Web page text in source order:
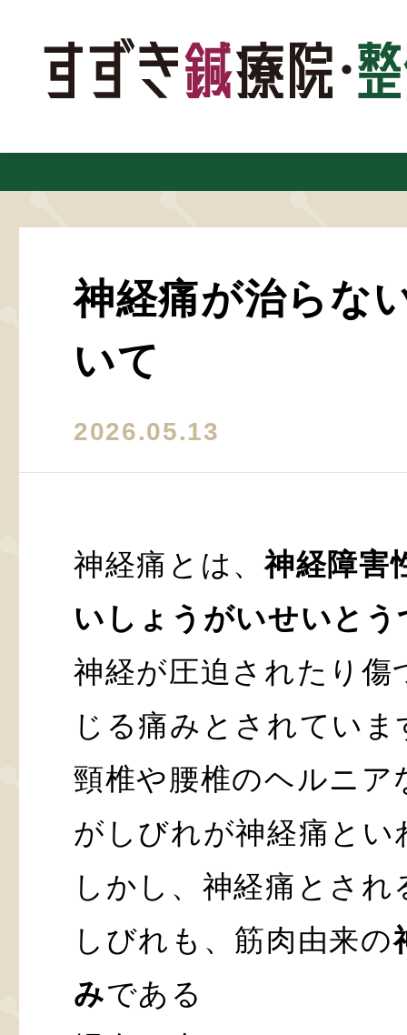
神経痛が治らな
いて
2026.05.13
神経痛とは、神経障害
いしょうがいせいとう
神経が圧迫されたり傷
じる痛みとされていま
頸椎や腰椎のヘルニア
がしびれが神経痛と
しかし、神経痛とさ
しびれも、筋肉由来の
みである